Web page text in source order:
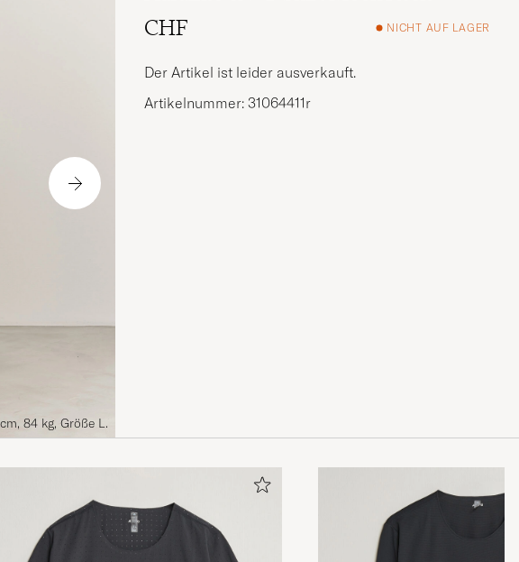
84 kg, Größe L.
CHF
NICHT AUF LAGER
Der Artikel ist leider ausverkauft.
Artikelnummer: 31064411r